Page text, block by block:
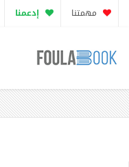
مهمتنا إدعمنا